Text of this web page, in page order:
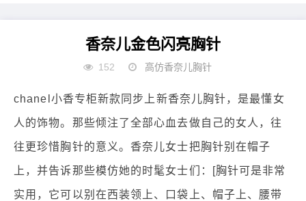
香奈儿金色闪亮胸针
152 高仿香奈儿胸针
chanel小香专柜新款同步上新香奈儿胸针，是最懂女
人的饰物。那些倾注了全部心血去做自己的女人，往
往更珍惜胸针的意义。香奈儿女士把胸针别在帽子
上，并告诉那些模仿她的时髦女士们：[胸针可是非常
实用，它可以别在西装领上、口袋上、帽子上、腰带